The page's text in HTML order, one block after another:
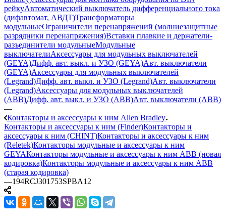
рейкуАвтоматический выключатель дифференциального тока
(дифавтомат, АВДТ)Трансформаторы
модульныеОграничители перенапряжений (молниезащитные
разрядники перенапряжения)Вставки плавкие и держатели-
разъединители модульныеМодульные
выключателиАксессуары для модульных выключателей
(GEYA)Дифф. авт. выкл. и УЗО (GEYA)Авт. выключатели
(GEYA)Аксессуары для модульных выключателей
(Legrand)Дифф. авт. выкл. и УЗО (Legrand)Авт. выключатели
(Legrand)Аксессуары для модульных выключателей
(ABB)Дифф. авт. выкл. и УЗО (ABB)Авт. выключатели (ABB)
—
Контакторы и аксессуары к ним Allen Bradley
Контакторы и аксессуары к ним (Finder)Контакторы и
аксессуары к ним (CHINT)Контакторы и аксессуары к ним
(Reletek)Контакторы модульные и аксессуары к ним
GEYAКонтакторы модульные и аксессуары к ним ABB (новая
кодировка)Контакторы модульные и аксессуары к ним ABB
(старая кодировка)
—194RCJ301753SPBA12